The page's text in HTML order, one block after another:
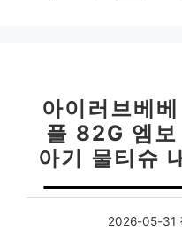
아이러브베
플 82G 엠
아기 물티슈
2026-05-31